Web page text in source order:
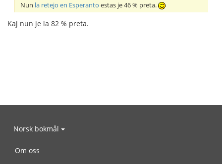
Nun la retejo en Esperanto estas je 46 % preta.
Kaj nun je la 82 % preta.
Norsk bokmål
Om oss